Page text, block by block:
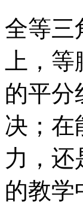
全等三
上，
的平分
决；在
力，还
的教学